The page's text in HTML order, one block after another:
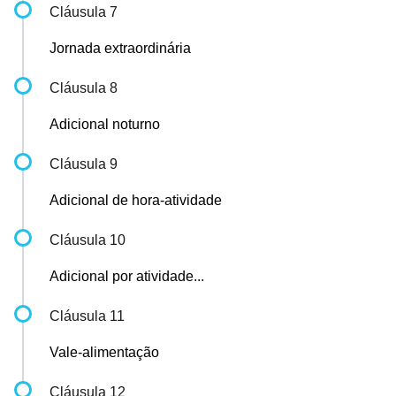
Cláusula 7
Jornada extraordinária
Cláusula 8
Adicional noturno
Cláusula 9
Adicional de hora-atividade
Cláusula 10
Adicional por atividade...
Cláusula 11
Vale-alimentação
Cláusula 12